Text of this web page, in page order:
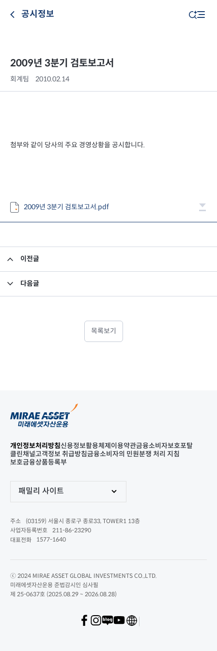
공시정보
2009년 3분기 검토보고서
회계팀 2010.02.14
첨부와 같이 당사의 주요 경영상황을 공시합니다.
2009년 3분기 검토보고서.pdf
이전글
다음글
목록보기
개인정보처리방침신용정보활용체제 이용약관금융소비자보호포탈
클린채널고객정보 취급방침금융소비자의 민원분쟁 처리 지침
보호금융상품등록부
패밀리 사이트
주소
(03159) 서울시 종로구 종로33, TOWER1 13층
사업자등록번호
211-86-23290
대표전화
1577-1640
ⓒ 2024 MIRAE ASSET GLOBAL INVESTMENTS CO.,LTD.
미래에셋자산운용 준법감시인 심사필
제 25-0637호 (2025.08.29 ~ 2026.08.28)